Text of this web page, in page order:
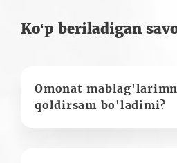
Ko‘p beriladigan
Omonat
qoldirsam bo'ladimi?